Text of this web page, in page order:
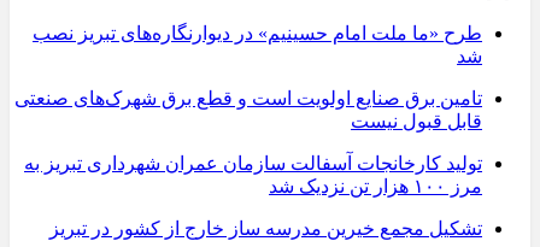
طرح «ما ملت امام حسینیم» در دیوارنگاره‌های تبریز نصب
شد
تامین برق صنایع اولویت است و قطع برق شهرک‌های صنعتی
قابل قبول نیست
تولید کارخانجات آسفالت سازمان عمران شهرداری تبریز به
مرز ۱۰۰ هزار تن نزدیک شد
تشکیل مجمع خیرین مدرسه ‌ساز خارج از کشور در تبریز